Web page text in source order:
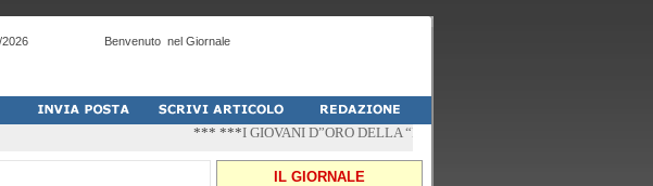
Benvenuto nel Giornale
*** ***I GIOVANI D”ORO DELLA “PALESTRA-DO” DI PESCHICI
IL GIORNALE